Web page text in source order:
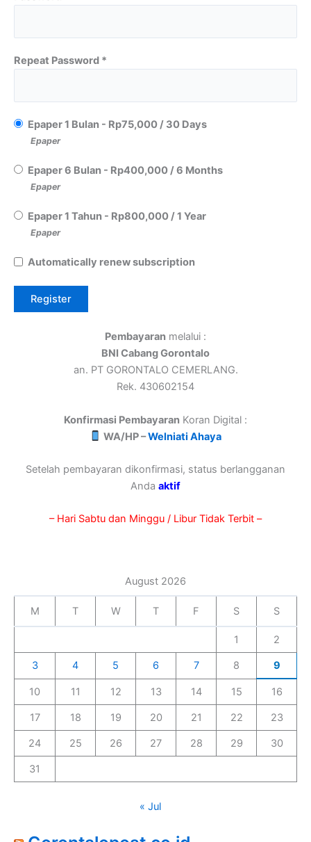
Repeat Password *
Epaper 1 Bulan - Rp75,000/ 30 Days
Epaper
Epaper 6 Bulan - Rp400,000/6 Months
Epaper
Epaper 1 Tahun - Rp800,000/1 Year
Epaper
Automatically renew subscription
Pembayaran melalui :
BNI Cabang Gorontalo
an. PT GORONTALO CEMERLANG.
Rek. 430602154
Konfirmasi Pembayaran Koran Digital :
WA/HP –Welniati Ahaya
Setelah pembayaran dikonfirmasi, status berlangganan
Anda aktif
– Hari Sabtu dan Minggu / Libur Tidak Terbit –
August 2026
M T W T F S S
1 2
3 4 5 6 7 8 9
10 11 12 13 14 15 16
17 18 19 20 21 22 23
24 25 26 27 28 29 30
31
« Jul